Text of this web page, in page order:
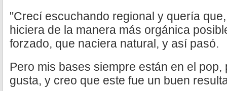
"Crecí escuchando regional y quería
hiciera de la manera más orgánica
forzado, que naciera natural, y así pasó.
Pero mis bases siempre están en el
gusta, y creo que este fue un buen